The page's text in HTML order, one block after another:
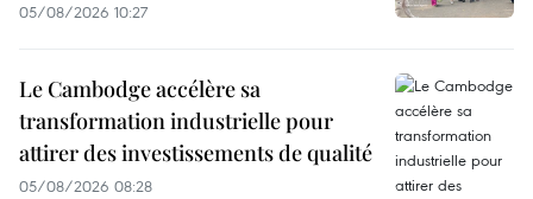
05/08/2026 10:27
Le Cambodge accélère sa
transformation industrielle pour
attirer des investissements de qualité
05/08/2026 08:28